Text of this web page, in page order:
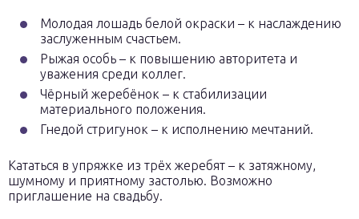
Молодая лошадь белой окраски – к наслаждению
заслуженным счастьем.
Рыжая особь – к повышению авторитета и
уважения среди коллег.
Чёрный жеребёнок – к стабилизации
материального положения.
Гнедой стригунок – к исполнению мечтаний.
Кататься в упряжке из трёх жеребят – к затяжному,
шумному и приятному застолью. Возможно
приглашение на свадьбу.